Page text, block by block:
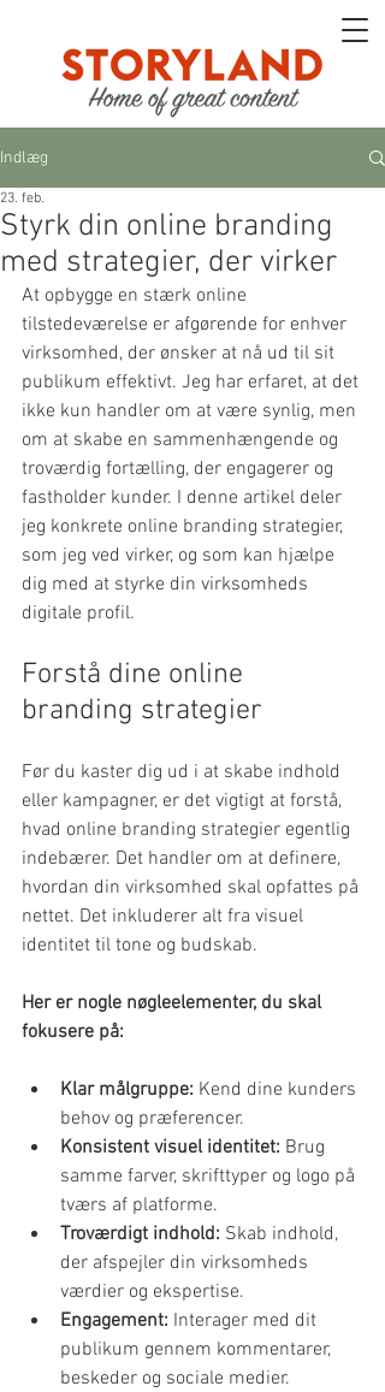
Indlæg
Styrk din online branding
med strategier, der virker
23. feb.
At opbygge en stærk online
tilstedeværelse er afgørende for enhver
virksomhed, der ønsker at nå ud til sit
publikum effektivt. Jeg har erfaret, at det
ikke kun handler om at være synlig, men
om at skabe en sammenhængende og
troværdig fortælling, der engagerer og
fastholder kunder. I denne artikel deler
jeg konkrete online branding strategier,
som jeg ved virker, og som kan hjælpe
dig med at styrke din virksomheds
digitale profil.
Forstå dine online
branding strategier
Før du kaster dig ud i at skabe indhold
eller kampagner, er det vigtigt at forstå,
hvad online branding strategier egentlig
indebærer. Det handler om at definere,
hvordan din virksomhed skal opfattes på
nettet. Det inkluderer alt fra visuel
identitet til tone og budskab.
Her er nogle nøgleelementer, du skal
fokusere på:
Klar målgruppe: Kend dine kunders
behov og præferencer.
Konsistent visuel identitet: Brug
samme farver, skrifttyper og logo på
tværs af platforme.
Troværdigt indhold: Skab indhold,
der afspejler din virksomheds
værdier og ekspertise.
Engagement: Interager med dit
publikum gennem kommentarer,
beskeder og sociale medier.